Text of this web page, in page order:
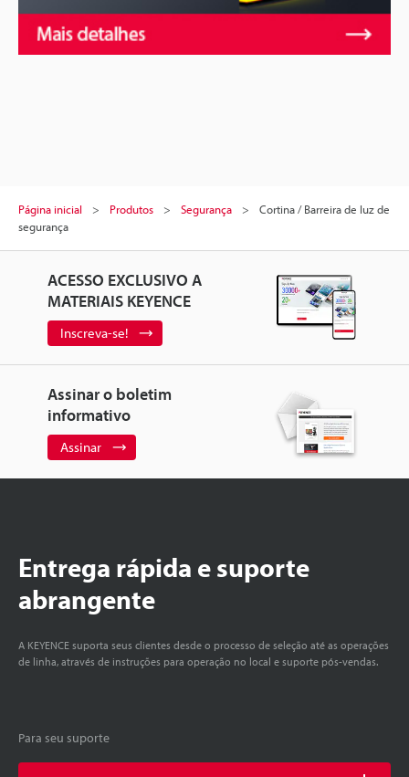
Página inicial Produtos Segurança
Cortina / Barreira de luz de
segurança
ACESSO EXCLUSIVO A
MATERIAIS KEYENCE
Inscreva-se!
Assinar o boletim
informativo
Assinar
Entrega rápida e suporte
abrangente
A KEYENCE suporta seus clientes desde o processo de seleção até as operações
de linha, através de instruções para operação no local e suporte pós-vendas.
Para seu suporte